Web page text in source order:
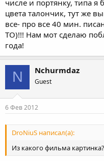
числе и портянку, типа
цвета талончик, тут же
все- про все 40 мин.
ТО)!!! Нам мот сделаю
года!
N Nchurmdaz
Guest
6 Фев 2012
DroNiuS написал(а):
Из какого фильма картинка?